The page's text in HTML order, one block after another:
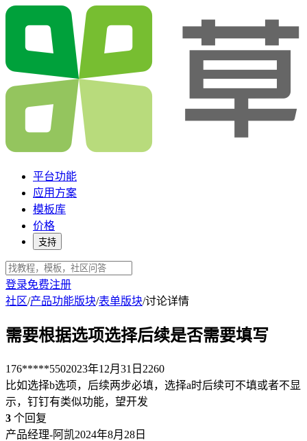
平台功能
应用方案
模板库
价格
支持
登录免费注册
社区/产品功能版块/表单版块/讨论详情
需要根据选项选择后续是否需要填写
176*****5502023年12月31日 2260
比如选择b选项，后续两步必填，选择a时后续可不填或者不显
示，钉钉有类似功能，望开发
3 个回复
产品经理-阿凯2024年8月28日